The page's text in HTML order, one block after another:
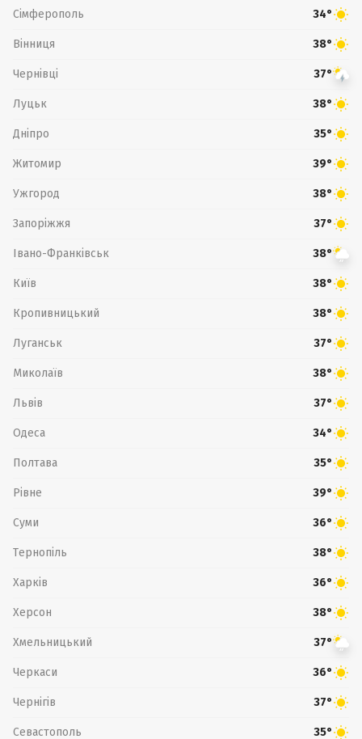
Сімферополь 34°
Вінниця 38°
Чернівці 37°
Луцьк 38°
Дніпро 35°
Житомир 39°
Ужгород 38°
Запоріжжя 37°
Івано-Франківськ 38°
Київ 38°
Кропивницький 38°
Луганськ 37°
Миколаїв 38°
Львів 37°
Одеса 34°
Полтава 35°
Рівне 39°
Суми 36°
Тернопіль 38°
Харків 36°
Херсон 38°
Хмельницький 37°
Черкаси 36°
Чернігів 37°
Севастополь 35°